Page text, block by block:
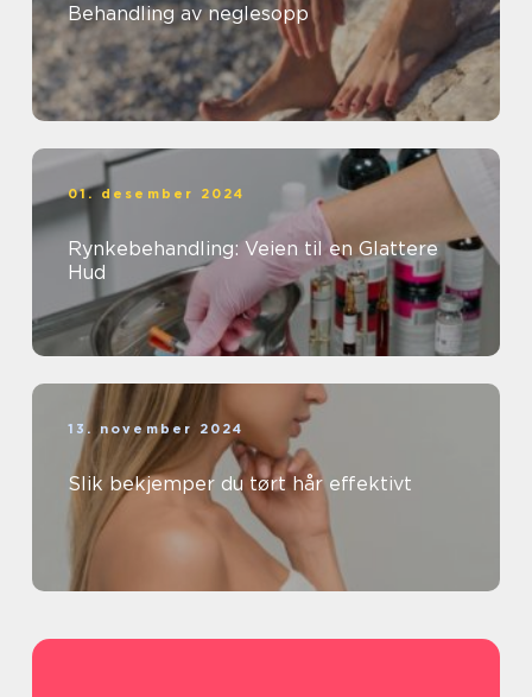
Behandling av neglesopp
01. desember 2024
Rynkebehandling: Veien til en Glattere
Hud
13. november 2024
Slik bekjemper du tørt hår effektivt